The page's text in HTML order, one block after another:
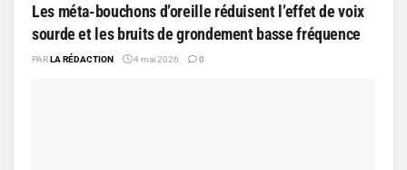
Les méta-bouchons d’oreille réduisent l’effet de voix
sourde et les bruits de grondement basse fréquence
PARLA RÉDACTION 4 mai 2026 0